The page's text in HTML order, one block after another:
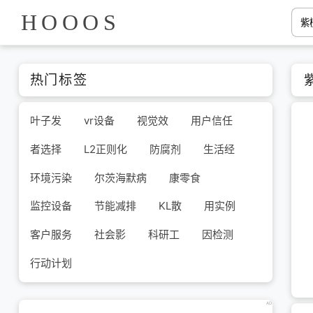
HOOOS
热门标签
叶子发 vr设备 视觉效 用户信任
者选择 L2正则化 防腐剂 生活经
环境污染 尔茨海默病 康零食
监控设备 节能减排 KL散 用实例
客户服务 社会影 科研工 因检测
行动计划